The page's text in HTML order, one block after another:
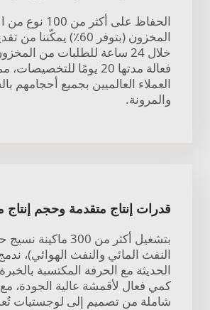
الحفاظ على أكثر
المخزون (بتوفر 60٪)
خلال 24 ساعة للطلبات من
فعالة مدتها 20 يومًا
العملاء العالميين بجميع أحجامهم
والمرونة.
قدرات إنتاج متقدمة وحجم إنتاج
بتشغيل أكثر من 300
النفث المائي والنفث الهوائي)،
الحديثة مع الحرفة المكتسبة
كمي فعال لأقمشة عالية الجودة،
شاملة من تصميم إلى لوجستيات تُعدّ